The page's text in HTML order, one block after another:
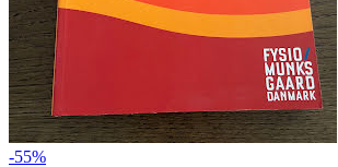
-55%